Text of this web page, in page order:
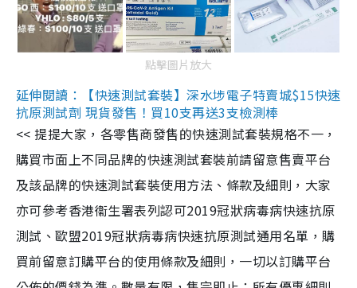
點擊圖片放大
延伸閱讀：【快速測試套裝】深水埗電子特賣城$15快速
抗原測試劑 現貨發售！買10支再送3支檢測棒
<< 提提大家，各零售商發售的快速測試套裝規格不一，
購買市面上不同品牌的快速測試套裝前請留意售賣平台
及該品牌的快速測試套裝使用方法、條款及細則，大家
亦可參考香港衞生署表列認可2019冠狀病毒病快速抗原
測試、歐盟2019冠狀病毒病快速抗原測試通用名單，購
買前留意訂購平台的使用條款及細則，一切以訂購平台